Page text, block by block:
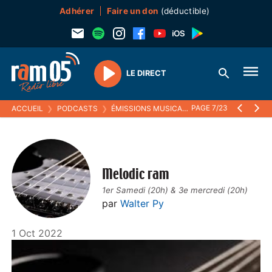
Adhérer Faire un don (déductible)
Play
LE DIRECT
ACCUEIL ❯ PODCASTS ❯ ÉMISSIONS MUSICALES ❯ MELODIC RAM
PAGE 7/23
Melodic ram
1er Samedi (20h) & 3e mercredi (20h)
parWalter Py
1 Oct 2022